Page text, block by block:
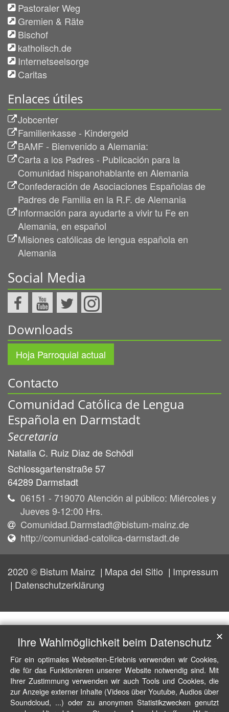
Pastoraler Weg
Gremien & Räte
Bischof
katholisch.de
Internetseelsorge
Caritas
Enlaces útiles
Jobcenter
Familienkasse - Kindergeld
BAMF - Bienvenido a Alemania:
Carta a los Padres - Publicación para la
Comunidad hispanohablante en Alemania
Confederación de Asociaciones Españolas de
Padres de Familia en la R.F. de Alemania
Información para ayudarte a vivir tu Fe en
Alemania, en español
Misiones católicas de lengua española en
Alemania
Social Media
Downloads
Hoja Parroquial actual
Contacto
Comunidad Católica de Lengua
Española en Darmstadt
Secretaria
Natalia C. Ruiz Diaz de Schödl
Schlossgartenstraße 57
64289 Darmstadt
06151 - 719070 Atención al público: Miércoles y
Jueves 9-12:00 Hrs.
Comunidad.Darmstadt@bistum-mainz.de
http://comunidad-catolica-darmstadt.de
2020 © Bistum Mainz Mapa del Sitio
Impressum
Datenschutzerklärung
Ihre Wahlmöglichkeit beim Datenschutz
Für ein optimales Webseiten-Erlebnis verwenden wir Cookies,
die für das Funktionieren unserer Website notwendig sind. Mit
Ihrer Zustimmung verwenden wir auch Tools und Cookies, die
zur Anzeige externer Inhalte (Videos über Youtube, Audios über
Soundcloud, ...) oder zu anonymen Statistikzwecken genutzt
✕